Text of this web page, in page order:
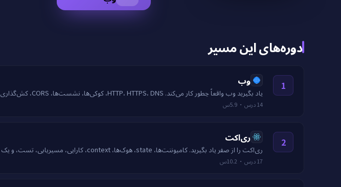
دوره‌های این مسیر
1 وب
یاد بگیرید وب واقعاً چطور کار می‌کند. HTTP، HTTPS، DNS، کوکی‌ها، نشست‌ها، CORS، کش‌گذاری، TLS، هدرهای امنیتی و محدودسازی نرخ درخواست.
14 درس · 5.9س
2 ری‌اکت
ری‌اکت را از صفر یاد بگیرید. کامپوننت‌ها، state، هوک‌ها، context، کارایی، مسیریابی، تست، و یک پروژه نهایی جامع.
17 درس · 10.2س